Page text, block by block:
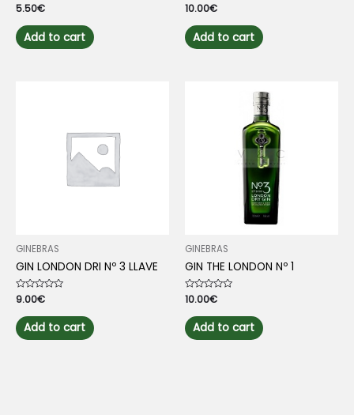
Rated
0
out
of
5
5.50€
Add to cart
Rated
0
out
of
5
10.00€
Add to cart
GINEBRAS
GIN LONDON DRI Nº 3 LLAVE
Rated
0
out
of
5
9.00€
Add to cart
GINEBRAS
GIN THE LONDON Nº 1
Rated
0
out
of
5
10.00€
Add to cart